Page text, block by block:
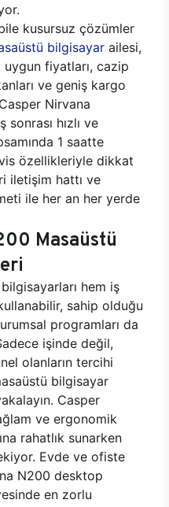
kusursuz çözümler
bilgisayar ailesi,
fiyatları, cazip
ve geniş kargo
Nirvana
hızlı ve
1 saatte
özellikleriyle dikkat
iletişim hattı ve
ile her an her yerde
Masaüstü
hem iş
sahip olduğu
programları da
işinde değil,
olanların tercihi
bilgisayar
Casper
ve ergonomik
rahatlık sunarken
Evde ve ofiste
N200 desktop
en zorlu